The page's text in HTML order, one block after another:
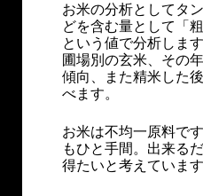
お米の分析としてタ
どを含む量として「
という値で分析します
圃場別の玄米、その
傾向、また精米した
べます。
お米は不均一原料で
もひと手間。出来る
得たいと考えています